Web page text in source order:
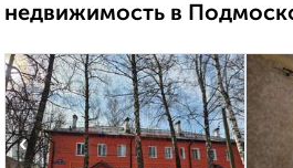
недвижимость в
‹